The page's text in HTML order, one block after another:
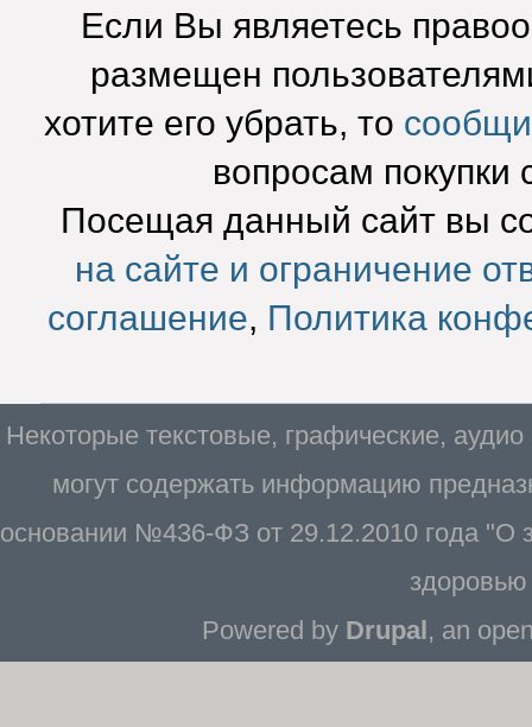
Если Вы являетесь
размещен
хотите его убрать, то
вопросам покупки
Посещая данный сайт вы
на сайте и ограничение
соглашение, Политика
Некоторые текстовые, графические,
могут содержать информацию
основании №436-ФЗ от 29.12.2010 года "О
Powered by Drupal, an